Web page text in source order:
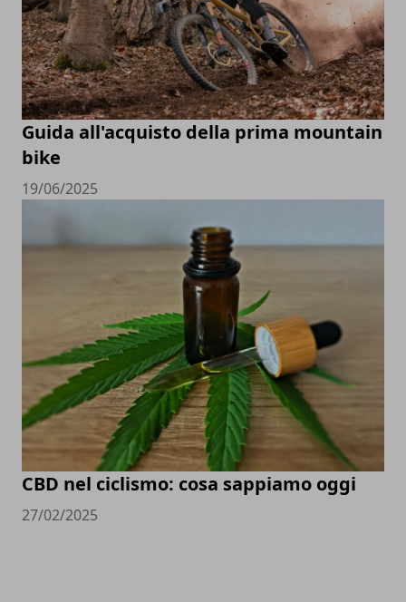
Guida all'acquisto della prima mountain
bike
19/06/2025
CBD nel ciclismo: cosa sappiamo oggi
27/02/2025